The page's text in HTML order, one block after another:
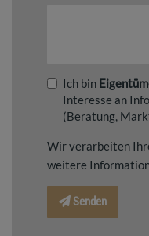
Ich bin
Interesse an
(Beratung,
Wir verarbeiten
weitere
Senden